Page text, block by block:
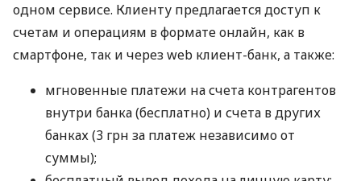
одном сервисе. Клиенту предлагается доступ к
счетам и операциям в формате онлайн, как в
смартфоне, так и через web клиент-банк, а также:
мгновенные платежи на счета контрагентов
внутри банка (бесплатно) и счета в других
банках (3 грн за платеж независимо от
суммы);